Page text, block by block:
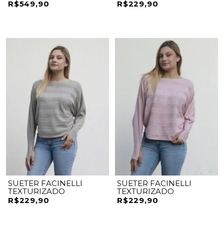
R$549,90 R$229,90
SUETER FACINELLI
TEXTURIZADO
R$229,90
SUETER FACINELLI
TEXTURIZADO
R$229,90